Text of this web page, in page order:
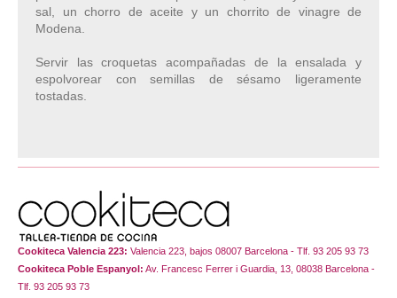
sal, un chorro de aceite y un chorrito de vinagre de
Modena.
Servir las croquetas acompañadas de la ensalada y
espolvorear con semillas de sésamo ligeramente
tostadas.
Cookiteca Valencia 223: Valencia 223, bajos 08007 Barcelona - Tlf. 93 205 93 73
Cookiteca Poble Espanyol: Av. Francesc Ferrer i Guardia, 13, 08038 Barcelona -
Tlf. 93 205 93 73